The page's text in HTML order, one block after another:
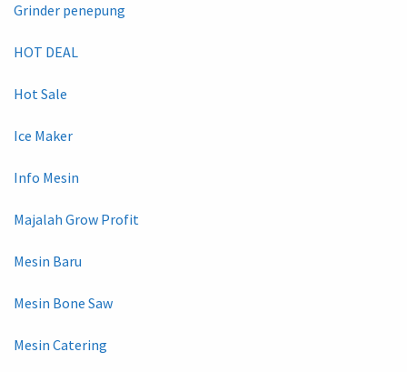
Grinder penepung
HOT DEAL
Hot Sale
Ice Maker
Info Mesin
Majalah Grow Profit
Mesin Baru
Mesin Bone Saw
Mesin Catering